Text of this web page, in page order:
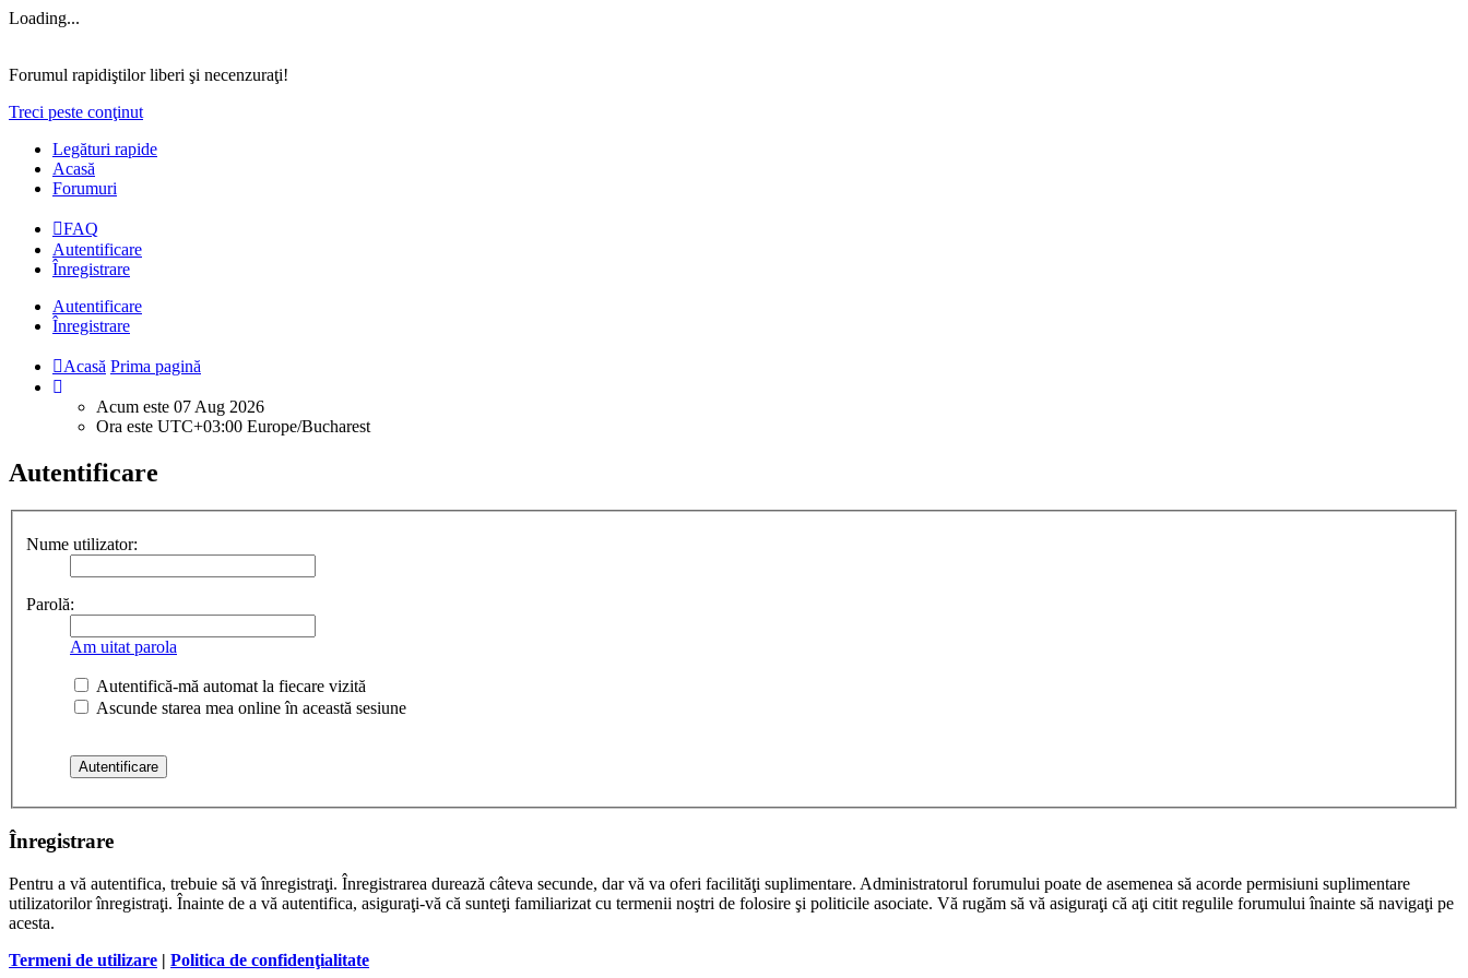
Loading...
Forumul rapidiştilor liberi şi necenzuraţi!
Treci peste conţinut
Legături rapide
Acasă
Forumuri
FAQ
Autentificare
Înregistrare
Autentificare
Înregistrare
Acasă Prima pagină
Acum este 07 Aug 2026
Ora este UTC+03:00 Europe/Bucharest
Autentificare
Nume utilizator:
Parolă:
Am uitat parola
Autentifică-mă automat la fiecare vizită
Ascunde starea mea online în această sesiune
Înregistrare
Pentru a vă autentifica, trebuie să vă înregistraţi. Înregistrarea durează câteva secunde, dar vă va oferi facilităţi suplimentare. Administratorul forumului poate de asemenea să acorde permisiuni suplimentare
utilizatorilor înregistraţi. Înainte de a vă autentifica, asiguraţi-vă că sunteţi familiarizat cu termenii noştri de folosire şi politicile asociate. Vă rugăm să vă asiguraţi că aţi citit regulile forumului înainte să navigaţi pe
acesta.
Termeni de utilizare | Politica de confidenţialitate